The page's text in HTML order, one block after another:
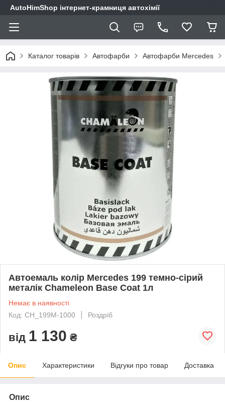
AutoHimShop інтернет-крамниця автохімії
Каталог товарів Автофарби Автофарби Mercedes
Автоемаль колір Mercedes 199 темно-сірий
металік Chameleon Base Coat 1л
Немає в наявності
Код: CH_199M-1000
Роздріб
від 1 130 ₴
Опис Характеристики Відгуки про товар Доставка
Опис